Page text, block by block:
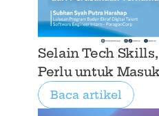
Selain Tech
Perlu untuk
Baca artikel